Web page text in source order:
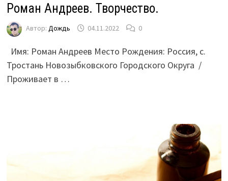
Роман Андреев. Творчество.
Автор: Дождь 04.11.2022 0
Имя: Роман Андреев Место Рождения: Россия, с.
Тростань Новозыбковского Городского Округа /
Проживает в …